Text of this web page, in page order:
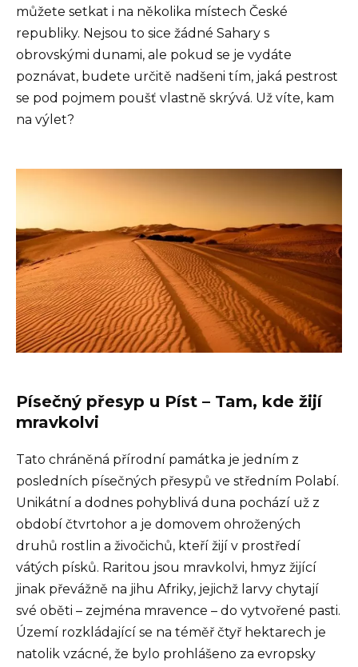
můžete setkat i na několika místech České
republiky. Nejsou to sice žádné Sahary s
obrovskými dunami, ale pokud se je vydáte
poznávat, budete určitě nadšeni tím, jaká pestrost
se pod pojmem poušť vlastně skrývá. Už víte, kam
na výlet?
Písečný přesyp u Píst – Tam, kde žijí
mravkolvi
Tato chráněná přírodní památka je jedním z
posledních písečných přesypů ve středním Polabí.
Unikátní a dodnes pohyblivá duna pochází už z
období čtvrtohor a je domovem ohrožených
druhů rostlin a živočichů, kteří žijí v prostředí
vátých písků. Raritou jsou mravkolvi, hmyz žijící
jinak převážně na jihu Afriky, jejichž larvy chytají
své oběti – zejména mravence – do vytvořené pasti.
Území rozkládající se na téměř čtyř hektarech je
natolik vzácné, že bylo prohlášeno za evropsky